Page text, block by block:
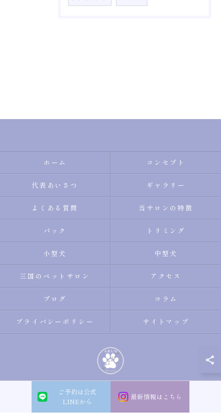
ご予約は公式
LINEから
最新情報はこちら
ホーム コンセプト
代表あいさつ ギャラリー
よくある質問 当サロンの特徴
パック トリミング
小型犬 中型犬
三国のペットサロン アクセス
ブログ コラム
プライバシーポリシー サイトマップ
© 2026 大阪市淀川区のトリミングサロン・ペットサロンならDogsalon ARUN
ALL RIGHTS RESERVED.